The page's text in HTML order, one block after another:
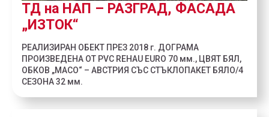
ТД на НАП – РАЗГРАД, ФАСАДА
„ИЗТОК“
РЕАЛИЗИРАН ОБЕКТ ПРЕЗ 2018 г. ДОГРАМА
ПРОИЗВЕДЕНА ОТ PVC REHAU EURO 70 мм., ЦВЯТ БЯЛ,
ОБКОВ „МАСО“ – АВСТРИЯ СЪС СТЪКЛОПАКЕТ БЯЛО/4
СЕЗОНА 32 мм.